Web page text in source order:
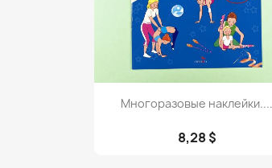
Просмотр
Многоразовые наклейки....
8,28 $